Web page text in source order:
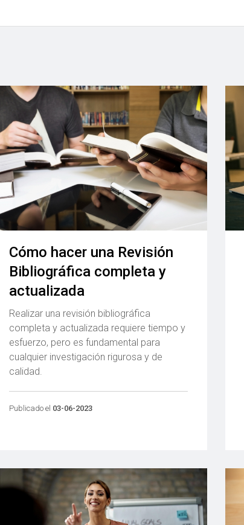
Cómo hacer una Revisión
Bibliográfica completa y
actualizada
Realizar una revisión bibliográfica
completa y actualizada requiere tiempo y
esfuerzo, pero es fundamental para
cualquier investigación rigurosa y de
calidad.
Publicado el 03-06-2023